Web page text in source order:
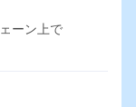
ーン上で